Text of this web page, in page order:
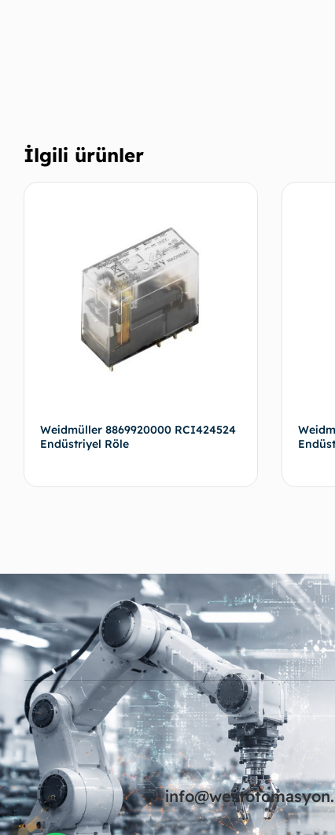
İlgili ürünler
Weidmüller 8869920000 RCI424524
Endüstriyel Röle